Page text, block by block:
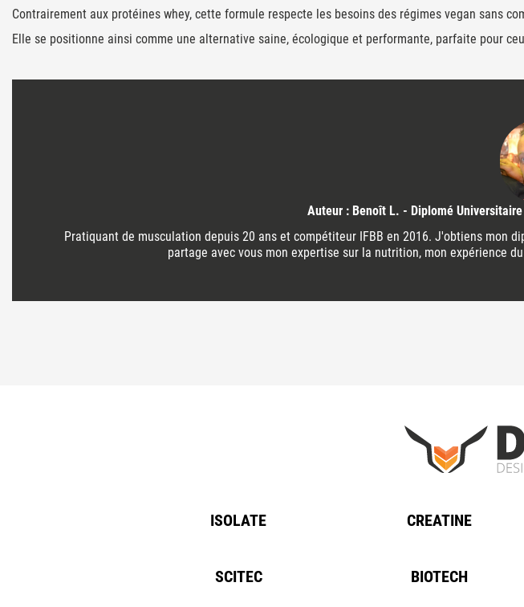
Contrairement aux protéines whey, cette formule respecte les besoins des régimes vegan sans
Elle se positionne ainsi comme une alternative saine, écologique et performante, parfaite pour
Auteur : Benoît L. - Diplomé
Pratiquant de musculation depuis 20 ans et compétiteur IFBB en 2016. J'obtiens mon
partage avec vous mon expertise sur la nutrition, mon expérience
ISOLATE CREATINE
SCITEC BIOTECH